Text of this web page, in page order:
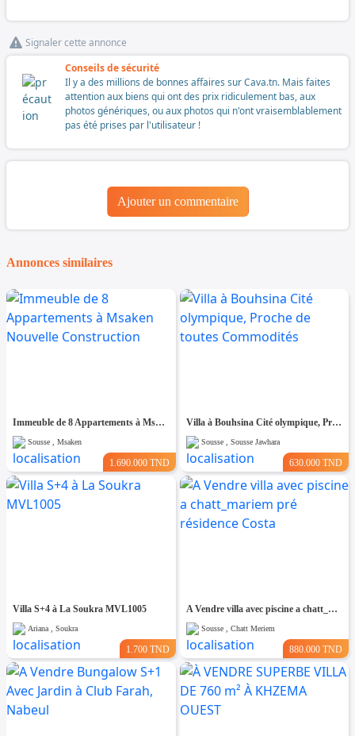
Signaler cette annonce
Conseils de sécurité
Il y a des millions de bonnes affaires sur Cava.tn. Mais faites
attention aux biens qui ont des prix ridiculement bas, aux
photos génériques, ou aux photos qui n'ont vraisemblablement
pas été prises par l'utilisateur !
Ajouter un commentaire
Annonces similaires
Immeuble de 8 Appartements à Msaken Nouvelle Construction
Sousse , Msaken
1.690.000 TND
Villa à Bouhsina Cité olympique, Proche de toutes Commodités
Sousse , Sousse Jawhara
630.000 TND
Villa S+4 à La Soukra MVL1005
Ariana , Soukra
1.700 TND
A Vendre villa avec piscine a chatt_mariem pré résidence Costa
Sousse , Chatt Meriem
880.000 TND